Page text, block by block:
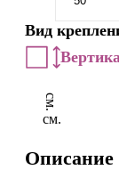
Вид
см.
см.
Описание